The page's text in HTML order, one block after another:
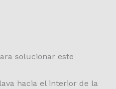
solucionar este
hacia el interior de la